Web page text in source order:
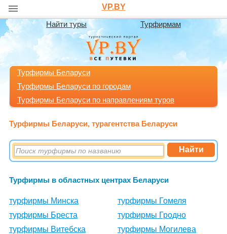
VP.BY
Найти туры Турфирмам
Турфирмы Беларуси
Турфирмы Беларуси по городам
Турфирмы Беларуси по направлениям туров
Турфирмы Беларуси, турагентства Беларуси
Турфирмы в областных центрах Беларуси
турфирмы Минска
турфирмы Бреста
турфирмы Витебска
турфирмы Гомеля
турфирмы Гродно
турфирмы Могилева